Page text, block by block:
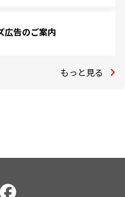
広告のご案内
もっと見る